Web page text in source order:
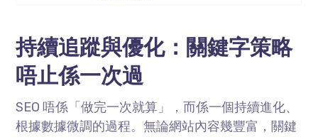
持續追蹤與優化：關鍵字策略
唔止係一次過
SEO 唔係「做完一次就算」，而係一個持續進化、
根據數據微調的過程。無論網站內容幾豐富，關鍵